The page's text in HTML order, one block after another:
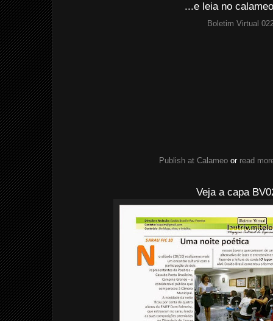
...e leia no
Boletim Virtual
Publish at Calameo or read
Veja a capa